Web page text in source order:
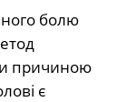
болю
причиною
є